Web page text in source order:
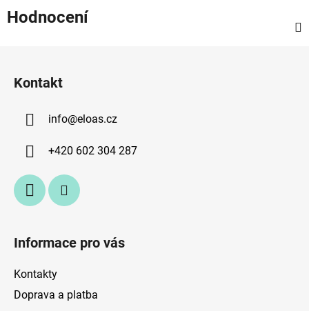
Hodnocení
Kontakt
info@eloas.cz
+420 602 304 287
Informace pro vás
Kontakty
Doprava a platba